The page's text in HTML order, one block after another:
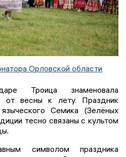
Орловской области
Троица знаменовала
от весны к лету. Праздник
Семика (Зелёных
тесно связаны с культом
символом праздника